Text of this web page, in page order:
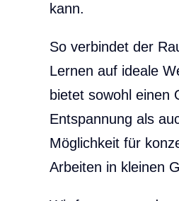
kann.
So verbindet der
Lernen auf ideale
bietet sowohl einen
Entspannung als
Möglichkeit für
Arbeiten in kleinen